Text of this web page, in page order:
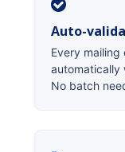
Auto-
Every
automatically
No batch